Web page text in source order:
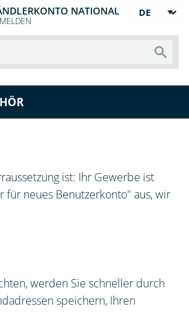
Sprache
NATIONAL
ist: Ihr Gewerbe ist
für neues Benutzerkonto" aus, wir
werden Sie schneller durch
speichern, Ihren